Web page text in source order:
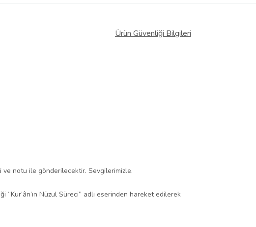
Ürün Güvenliği Bilgileri
notu ile gönderilecektir. Sevgilerimizle.
Nüzul Süreci” adlı eserinden hareket edilerek